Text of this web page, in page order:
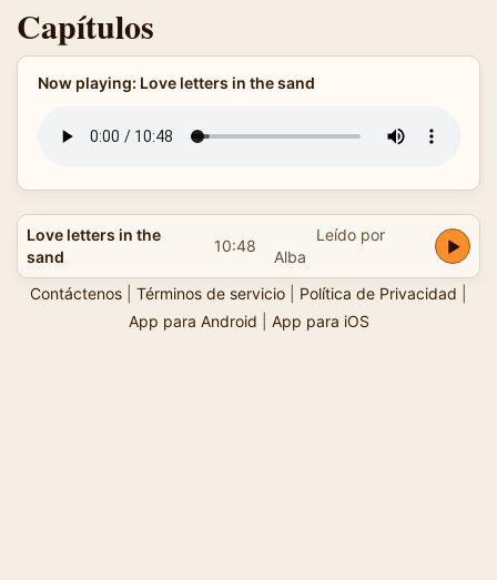
Capítulos
Now playing: Love letters in the sand
Love letters in the
sand
10:48
Leído por
Alba
Contáctenos
Términos de servicio Política de Privacidad
App para Android
App para iOS